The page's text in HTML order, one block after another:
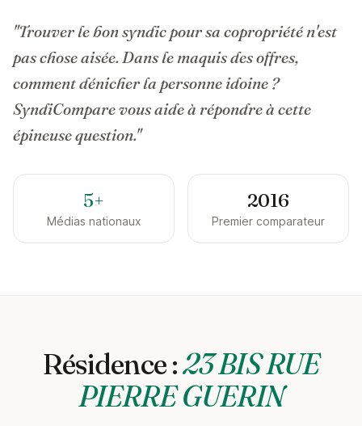
"Trouver le bon syndic pour sa copropriété n'est
pas chose aisée. Dans le maquis des offres,
comment dénicher la personne idoine ?
SyndiCompare vous aide à répondre à cette
épineuse question."
5+
Médias nationaux
2016
Premier comparateur
Résidence :23 BIS RUE
PIERRE GUERIN